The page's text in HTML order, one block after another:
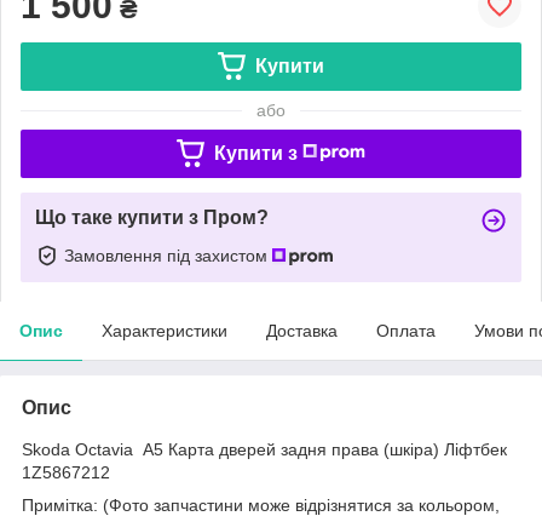
₴
Купити
або
Купити з
Що таке купити з Пром?
Замовлення під захистом
Опис Характеристики Доставка Оплата Умови
Опис
Skoda Octavia A5 Карта дверей задня права (шкіра) Ліфтбек
1Z5867212
Примітка: (Фото запчастини може відрізнятися за кольором,